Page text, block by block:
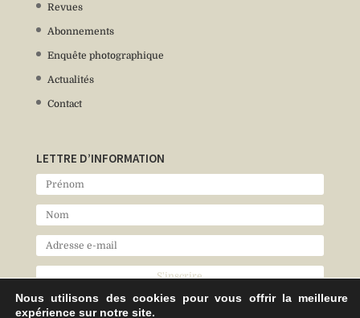
Revues
Abonnements
Enquête photographique
Actualités
Contact
LETTRE D’INFORMATION
Nous utilisons des cookies pour vous offrir la meilleure
expérience sur notre site.